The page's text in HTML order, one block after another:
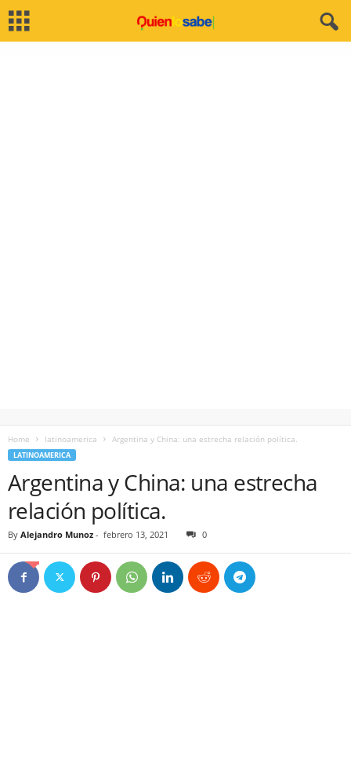
Home latinoamerica Argentina y China: una estrecha relación política.
LATINOAMERICA
Argentina y China: una estrecha
relación política.
By Alejandro Munoz - febrero 13, 2021 0